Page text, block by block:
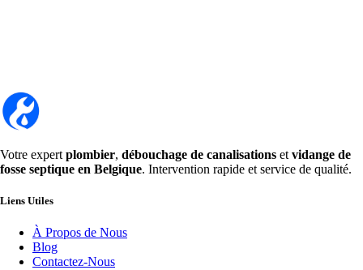
Votre expert plombier, débouchage de canalisations et vidange de
fosse septique en Belgique. Intervention rapide et service de qualité.
Liens Utiles
À Propos de Nous
Blog
Contactez-Nous